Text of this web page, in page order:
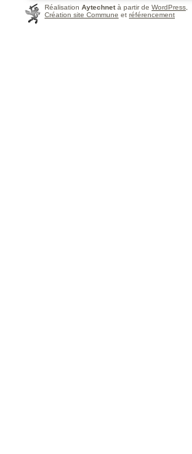
Réalisation Aytechnetà partir de WordPress,
Création site Commune et référencement